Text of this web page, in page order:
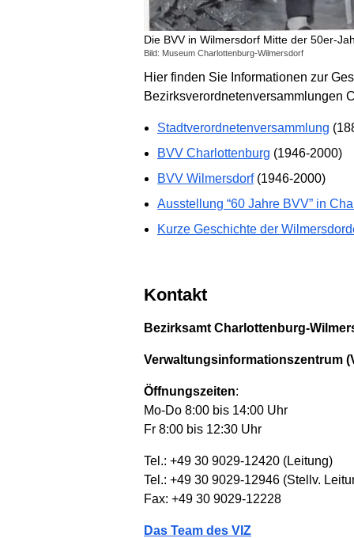
Die BVV in Wilmersdorf Mitte der 50er-
Bild: Museum Charlottenburg-Wilmersdorf
Hier finden Sie Informationen zur
Bezirksverordnetenversammlungen
Stadtverordnetenversammlung
BVV Charlottenburg (1946-2000)
BVV Wilmersdorf(1946-2000)
Ausstellung “60 Jahre BVV” in
Kurze Geschichte der
Kontakt
Bezirksamt Charlottenburg-
Verwaltungsinformationszentrum
Öffnungszeiten:
Mo-Do 8:00 bis 14:00 Uhr
Fr 8:00 bis 12:30 Uhr
Tel.: +49 30 9029-12420 (Leitung)
Tel.: +49 30 9029-12946 (Stellv.
Fax: +49 30 9029-12228
Das Team des VIZ